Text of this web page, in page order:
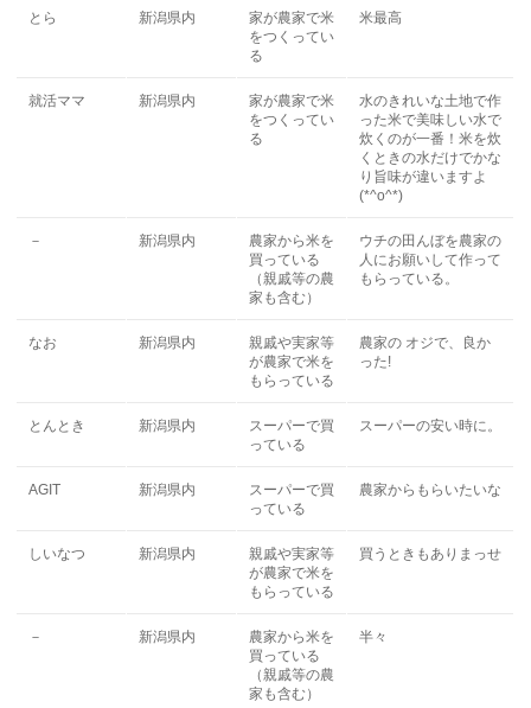
とら 新潟県内
家が農家で米
をつくってい
る
米最高
就活ママ 新潟県内
家が農家で米
をつくってい
る
水のきれいな土地で作
った米で美味しい水で
炊くのが一番！米を炊
くときの水だけでかな
り旨味が違いますよ
(*^o^*)
－ 新潟県内
農家から米を
買っている
（親戚等の農
家も含む）
ウチの田んぼを農家の
人にお願いして作って
もらっている。
なお 新潟県内
親戚や実家等
が農家で米を
もらっている
農家の オジで、良か
った!
とんとき 新潟県内
スーパーで買
っている
スーパーの安い時に。
AGIT 新潟県内
スーパーで買
っている
農家からもらいたいな
しいなつ 新潟県内
親戚や実家等
が農家で米を
もらっている
買うときもありまっせ
－ 新潟県内
農家から米を
買っている
（親戚等の農
家も含む）
半々